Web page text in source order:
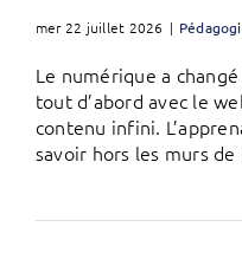
mer 22 juillet 2026 |
Le numérique a
tout d’abord avec le
contenu infini.
savoir hors les murs de